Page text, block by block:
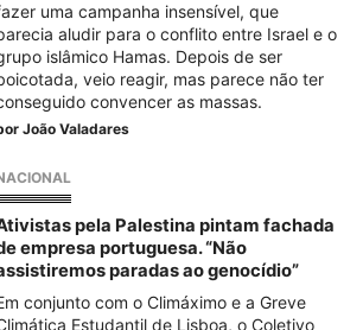
uma campanha insensível, que
aludir para o conflito entre Israel e o
islâmico Hamas. Depois de ser
veio reagir, mas parece não ter
convencer as massas.
João Valadares
pela Palestina pintam fachada
empresa portuguesa. “Não
paradas ao genocídio”
conjunto com o Climáximo e a Greve
Estudantil de Lisboa, o Coletivo